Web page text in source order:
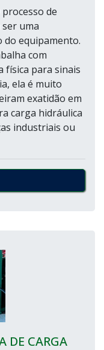
de
uma
do equipamento.
com
física para sinais
ela é muito
exatidão em
carga hidráulica
industriais ou
DE CARGA